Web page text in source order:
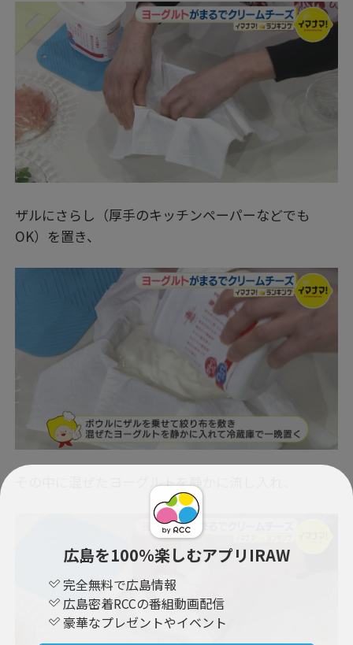
広島を100％楽しむアプリIRAW
完全無料で広島情報
広島密着RCCの番組動画配信
豪華なプレゼントやイベント
ザルにさらし（厚手のキッチンペーパーなどでも
OK）を置き、
その中に混ぜたヨーグルトを静かに流し入れ、